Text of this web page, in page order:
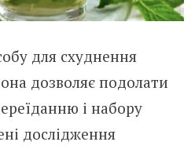
для схуднення
дозволяє подолати
і набору
дослідження